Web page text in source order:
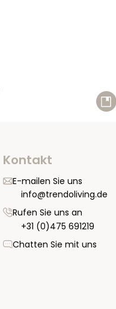
Kontakt
E-mailen Sie uns
info@trendoliving.de
Rufen Sie uns an
+31 (0)475 691219
Chatten Sie mit uns